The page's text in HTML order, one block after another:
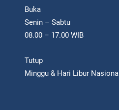
Buka
Senin – Sabtu
08.00 – 17.00 WIB
Tutup
Minggu & Hari Libur Nasional